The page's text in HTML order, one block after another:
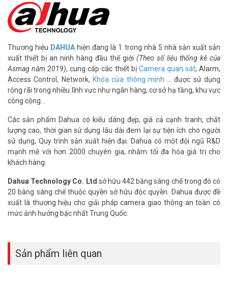
Thương hiệu DAHUA hiện đang là 1 trong nhà 5 nhà sản xuất sản
xuất thiết bị an ninh hàng đầu thế giới (Theo số liệu thống kê của
Asmag năm 2019), cung cấp các thiết bị Camera quan sát, Alarm,
Access Control, Network, Khóa cửa thông minh … được sử dụng
rộng rãi trong nhiều lĩnh vực như ngân hàng, cơ sở hạ tầng, khu vực
công cộng…
Các sản phẩm Dahua có kiểu dáng đẹp, giá cả cạnh tranh, chất
lượng cao, thời gian sử dụng lâu dài đem lại sự tiện ích cho người
sử dụng, Quy trình sản xuất hiện đại. Dahua có một đội ngũ R&D
mạnh mẽ với hơn 2000 chuyên gia, nhằm tối đa hóa giá trị cho
khách hàng.
Dahua Technology Co. Ltd sở hữu 442 bằng sáng chế trong đó có
20 bằng sáng chế thuộc quyền sở hữu độc quyền. Dahua được đề
xuất là thương hiệu cho giải pháp camera giao thông an toàn có
mức ảnh hưởng bậc nhất Trung Quốc.
Sản phẩm liên quan